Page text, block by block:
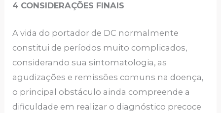
4 CONSIDERAÇÕES FINAIS
A vida do portador de DC normalmente
constitui de períodos muito complicados,
considerando sua sintomatologia, as
agudizações e remissões comuns na doença,
o principal obstáculo ainda compreende a
dificuldade em realizar o diagnóstico precoce